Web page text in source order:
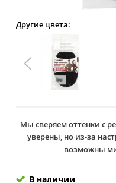
Другие цвета:
Мы сверяем оттенки с
уверены, но из-за
возможны
В наличии